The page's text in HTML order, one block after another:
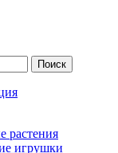
Поиск
растения
игрушки